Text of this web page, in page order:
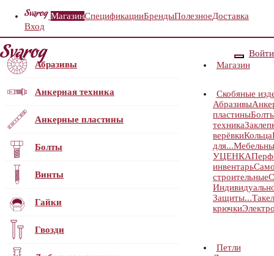
МагазинСпецификацииБрендыПолезноеДоставка
Вход
Войти
Абразивы
Анкерная техника
Анкерные пластины
Болты
Винты
Гайки
Гвозди
Магазин
Скобяные
Абразивы
пластины
техника
верёвкиКольца
для...
УЦЕНКА
инвентарь
строительные
Защиты...
крючки
Петли